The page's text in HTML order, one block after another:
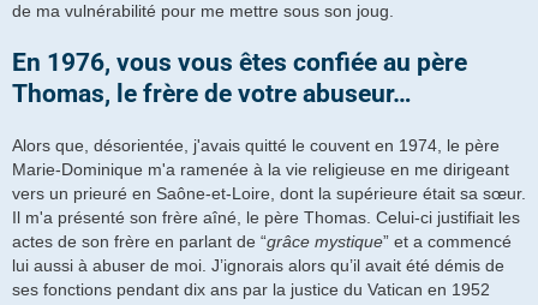
de ma vulnérabilité pour me mettre sous son joug.
En 1976, vous vous êtes confiée au père
Thomas, le frère de votre abuseur…
Alors que, désorientée, j'avais quitté le couvent en 1974, le père
Marie-Dominique m'a ramenée à la vie religieuse en me dirigeant
vers un prieuré en Saône-et-Loire, dont la supérieure était sa sœur.
Il m'a présenté son frère aîné, le père Thomas. Celui-ci justifiait les
actes de son frère en parlant de “grâce mystique” et a commencé
lui aussi à abuser de moi. J’ignorais alors qu’il avait été démis de
ses fonctions pendant dix ans par la justice du Vatican en 1952